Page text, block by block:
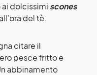
dolcissimi scones
del tè.
citare il
pesce fritto e
abbinamento